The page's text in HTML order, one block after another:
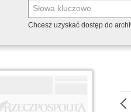
Chcesz uzyskać dostęp do